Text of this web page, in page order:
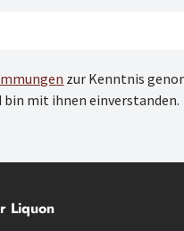
zur Kenntnis
bin mit ihnen einverstanden.
Liquon